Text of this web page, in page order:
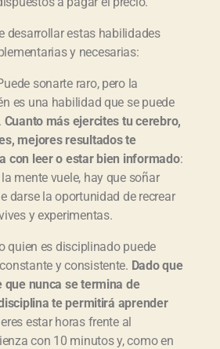
desarrollar estas habilidades
y necesarias:
sonarte raro, pero la
es una habilidad que se puede
Cuanto más ejercites tu cerebro,
mejores resultados te
con leer o estar bien informado:
mente vuele, hay que soñar
darse la oportunidad de recrear
y experimentas.
quien es disciplinado puede
y consistente. Dado que
que nunca se termina de
te permitirá aprender
estar horas frente al
con 10 minutos y, como en